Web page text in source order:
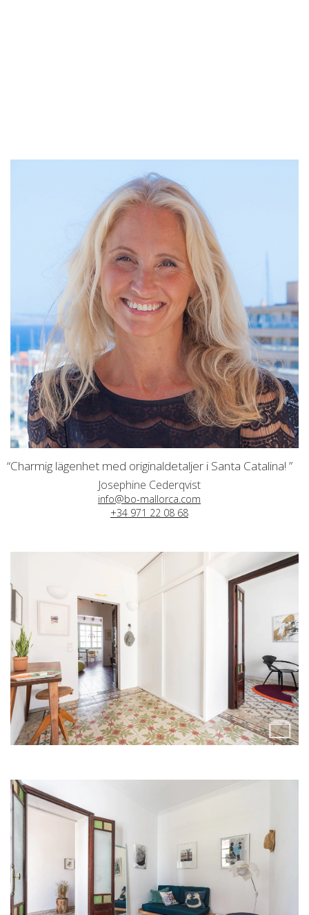
“Charmig lägenhet med originaldetaljer i Santa Catalina! ”
Josephine Cederqvist
info@bo-mallorca.com
+34 971 22 08 68